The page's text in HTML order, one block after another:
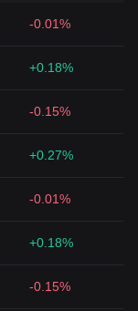
-0.01%
+0.18%
-0.15%
+0.27%
-0.01%
+0.18%
-0.15%